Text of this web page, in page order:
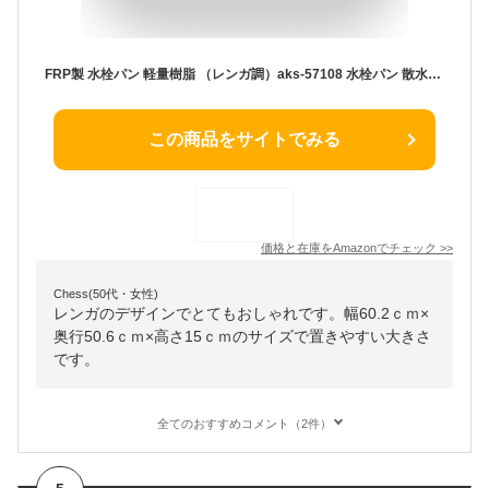
FRP製 水栓パン 軽量樹脂 （レンガ調）aks-57108 水栓パン 散水栓 ガーデニング 立水栓 水受け エクステリア
この商品をサイトでみる
価格と在庫をAmazonでチェック >>
Chess(50代・女性)
レンガのデザインでとてもおしゃれです。幅60.2ｃｍ×
奥行50.6ｃｍ×高さ15ｃｍのサイズで置きやすい大きさ
です。
全てのおすすめコメント（2件）